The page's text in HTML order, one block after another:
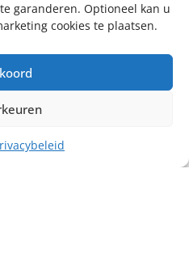
garanderen. Optioneel kan u
cookies te plaatsen.